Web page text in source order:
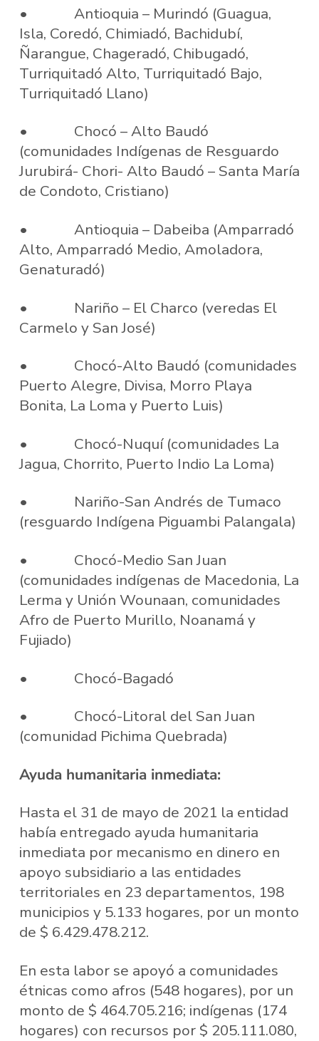
• Antioquia – Murindó (Guagua,
Isla, Coredó, Chimiadó, Bachidubí,
Ñarangue, Chageradó, Chibugadó,
Turriquitadó Alto, Turriquitadó Bajo,
Turriquitadó Llano)
• Chocó – Alto Baudó
(comunidades Indígenas de Resguardo
Jurubirá- Chori- Alto Baudó – Santa María
de Condoto, Cristiano)
• Antioquia – Dabeiba (Amparradó
Alto, Amparradó Medio, Amoladora,
Genaturadó)
• Nariño – El Charco (veredas El
Carmelo y San José)
• Chocó-Alto Baudó (comunidades
Puerto Alegre, Divisa, Morro Playa
Bonita, La Loma y Puerto Luis)
• Chocó-Nuquí (comunidades La
Jagua, Chorrito, Puerto Indio La Loma)
• Nariño-San Andrés de Tumaco
(resguardo Indígena Piguambi Palangala)
• Chocó-Medio San Juan
(comunidades indígenas de Macedonia, La
Lerma y Unión Wounaan, comunidades
Afro de Puerto Murillo, Noanamá y
Fujiado)
• Chocó-Bagadó
• Chocó-Litoral del San Juan
(comunidad Pichima Quebrada)
Ayuda humanitaria inmediata:
Hasta el 31 de mayo de 2021 la entidad
había entregado ayuda humanitaria
inmediata por mecanismo en dinero en
apoyo subsidiario a las entidades
territoriales en 23 departamentos, 198
municipios y 5.133 hogares, por un monto
de $ 6.429.478.212.
En esta labor se apoyó a comunidades
étnicas como afros (548 hogares), por un
monto de $ 464.705.216; indígenas (174
hogares) con recursos por $ 205.111.080,